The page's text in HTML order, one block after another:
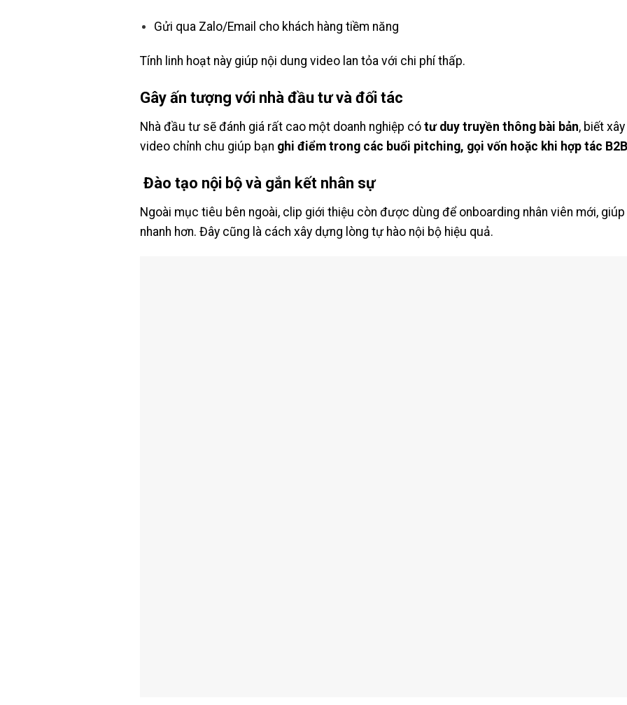
Gửi qua Zalo/Email cho khách hàng tiềm năng
Tính linh hoạt này giúp nội dung video lan tỏa với chi phí thấp.
Gây ấn tượng với nhà đầu tư và đối tác
Nhà đầu tư sẽ đánh giá rất cao một doanh nghiệp có tư duy truyền thông bài bản, biết
video chỉnh chu giúp bạn ghi điểm trong các buổi pitching, gọi vốn hoặc khi hợp tác B2B
Đào tạo nội bộ và gắn kết nhân sự
Ngoài mục tiêu bên ngoài, clip giới thiệu còn được dùng để onboarding nhân viên mới,
nhanh hơn. Đây cũng là cách xây dựng lòng tự hào nội bộ hiệu quả.